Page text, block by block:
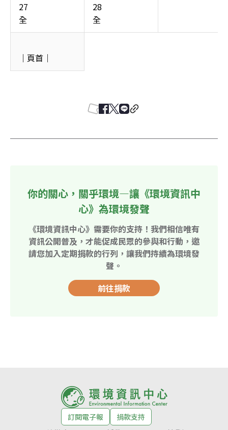
27
全
28
全
｜頁首｜
你的關心，關乎環境—讓《環境資訊中
心》為環境發聲
《環境資訊中心》需要你的支持！我們相信唯有
資訊公開普及，才能促成民眾的參與和行動，邀
請您加入定期捐款的行列，讓我們持續為環境發
聲。
前往捐款
訂閱電子報
捐款支持